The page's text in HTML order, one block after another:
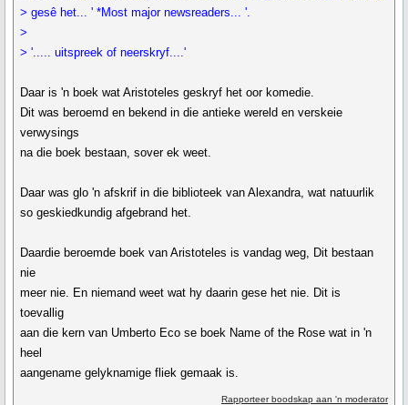
> gesê het... ' *Most major newsreaders... '.
>
> '..... uitspreek of neerskryf....'
Daar is 'n boek wat Aristoteles geskryf het oor komedie.
Dit was beroemd en bekend in die antieke wereld en verskeie
verwysings
na die boek bestaan, sover ek weet.
Daar was glo 'n afskrif in die biblioteek van Alexandra, wat natuurlik
so geskiedkundig afgebrand het.
Daardie beroemde boek van Aristoteles is vandag weg, Dit bestaan
nie
meer nie. En niemand weet wat hy daarin gese het nie. Dit is
toevallig
aan die kern van Umberto Eco se boek Name of the Rose wat in 'n
heel
aangename gelyknamige fliek gemaak is.
Rapporteer boodskap aan 'n moderator